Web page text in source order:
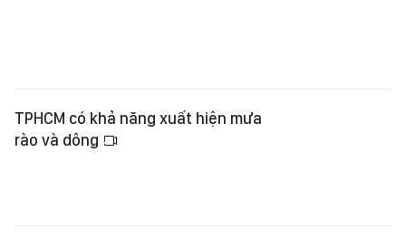
TPHCM có khả năng xuất hiện mưa
rào và dông